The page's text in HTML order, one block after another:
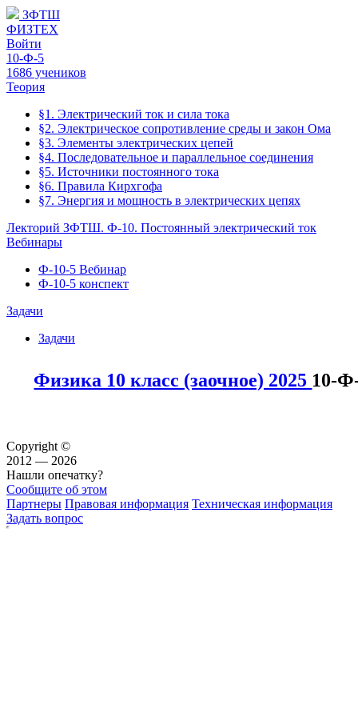
ЗФТШ
ФИЗТЕХ
Войти
10-Ф-5
1686 учеников
Теория
§1. Электрический ток и сила тока
§2. Электрическое сопротивление среды и закон Ома
§3. Элементы электрических цепей
§4. Последовательное и параллельное соединения
§5. Источники постоянного тока
§6. Правила Кирхгофа
§7. Энергия и мощность в электрических цепях
Лекторий ЗФТШ. Ф-10. Постоянный электрический ток
Вебинары
Ф-10-5 Вебинар
Ф-10-5 конспект
Задачи
Задачи
Физика 10 класс (заочное) 2025 10-
Copyright ©
2012 — 2026
Нашли опечатку?
Сообщите об этом
Партнеры Правовая информация Техническая информация
Задать вопрос